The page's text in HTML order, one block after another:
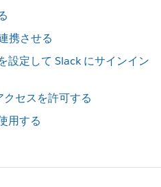
携させる
設定して Slack にサインイン
セスを許可する
用する